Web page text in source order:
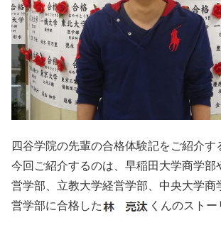
四谷学院の先輩の合格体験記をご紹介す
今回ご紹介するのは、早稲田大学商学部
営学部、立教大学経営学部、中央大学商
営学部に合格した
くんのストー